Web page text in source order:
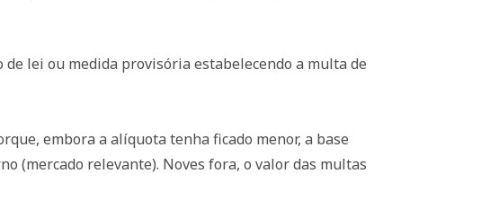
lei ou medida provisória estabelecendo a multa de
embora a alíquota tenha ficado menor, a base
(mercado relevante). Noves fora, o valor das multas